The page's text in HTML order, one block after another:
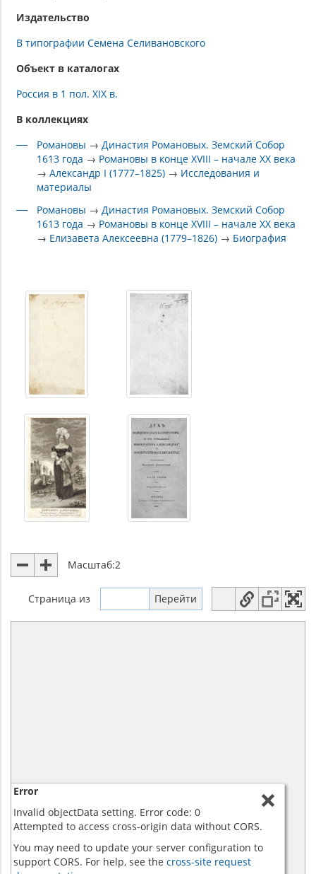
Издательство
В типографии Семена Селивановского
Объект в каталогах
Россия в 1 пол. XIX в.
В коллекциях
Романовы →Династия Романовых. Земский Собор
1613 года → Романовы в конце XVIII – начале XX века
→Александр I (1777–1825) → Исследования и
материалы
Романовы →Династия Романовых. Земский Собор
1613 года → Романовы в конце XVIII – начале XX века
→ Елизавета Алексеевна (1779–1826) → Биография
Масштаб:2
Страница из
Error
Invalid objectData setting. Error code: 0
Attempted to access cross-origin data without CORS.
You may need to update your server configuration to
support CORS. For help, see the cross-site request